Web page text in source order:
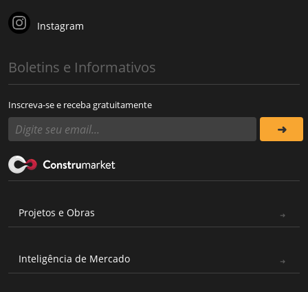
Instagram
Boletins e Informativos
Inscreva-se e receba gratuitamente
Projetos e Obras
Inteligência de Mercado